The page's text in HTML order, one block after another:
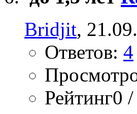
Bridjit,
Ответов: 4
Рейтинг0